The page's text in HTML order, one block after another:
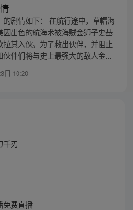
的剧情如下： 在航行途中，草帽海
因出色的航海术被海贼金狮子史基
拉其入伙。为了救出伙伴，并阻止
伴们将与史上最强大的敌人金...
日 10:20
千刃
免费直播